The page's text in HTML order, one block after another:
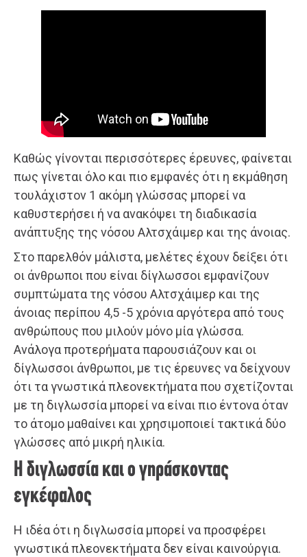
Καθώς γίνονται περισσότερες έρευνες, φαίνεται
πως γίνεται όλο και πιο εμφανές ότι η εκμάθηση
τουλάχιστον 1 ακόμη γλώσσας μπορεί να
καθυστερήσει ή να ανακόψει τη διαδικασία
ανάπτυξης της νόσου Αλτσχάιμερ και της άνοιας.
Στο παρελθόν μάλιστα, μελέτες έχουν δείξει ότι
οι άνθρωποι που είναι δίγλωσσοι εμφανίζουν
συμπτώματα της νόσου Αλτσχάιμερ και της
άνοιας περίπου 4,5 -5 χρόνια αργότερα από τους
ανθρώπους που μιλούν μόνο μία γλώσσα.
Ανάλογα προτερήματα παρουσιάζουν και οι
δίγλωσσοι άνθρωποι, με τις έρευνες να δείχνουν
ότι τα γνωστικά πλεονεκτήματα που σχετίζονται
με τη διγλωσσία μπορεί να είναι πιο έντονα όταν
το άτομο μαθαίνει και χρησιμοποιεί τακτικά δύο
γλώσσες από μικρή ηλικία.
Η διγλωσσία και ο γηράσκοντας
εγκέφαλος
Η ιδέα ότι η διγλωσσία μπορεί να προσφέρει
γνωστικά πλεονεκτήματα δεν είναι καινούργια.